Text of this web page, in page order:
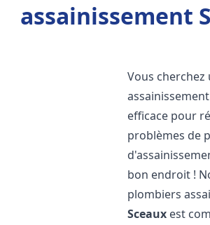
assainissement
Vous
efficace pour
problèmes de
bon endroit !
plombiers
Sceaux est